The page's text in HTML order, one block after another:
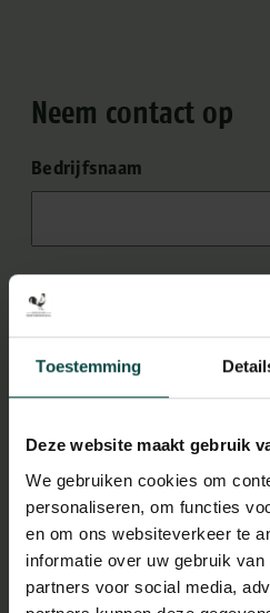
Toestemming
Deze website maakt gebruik
We gebruiken cookies om
personaliseren, om functies
en om ons websiteverkeer te
informatie over uw gebruik
partners voor social media,
Neem contact op
Bedrijfsnaam
Naam
Groepsgrootte(Vereist)